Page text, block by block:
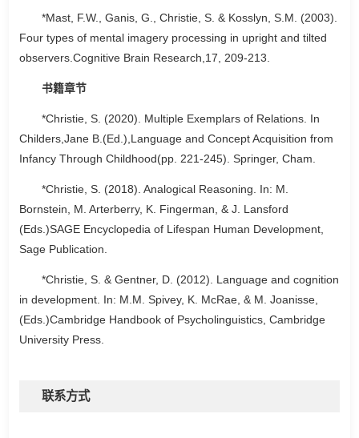
*Mast, F.W., Ganis, G., Christie, S. & Kosslyn, S.M. (2003).
Four types of mental imagery processing in upright and tilted
observers.Cognitive Brain Research,17, 209-213.
书籍章节
*Christie, S. (2020). Multiple Exemplars of Relations. In
Childers,Jane B.(Ed.),Language and Concept Acquisition from
Infancy Through Childhood(pp. 221-245). Springer, Cham.
*Christie, S. (2018). Analogical Reasoning. In: M.
Bornstein, M. Arterberry, K. Fingerman, & J. Lansford
(Eds.)SAGE Encyclopedia of Lifespan Human Development,
Sage Publication.
*Christie, S. & Gentner, D. (2012). Language and cognition
in development. In: M.M. Spivey, K. McRae, & M. Joanisse,
(Eds.)Cambridge Handbook of Psycholinguistics, Cambridge
University Press.
联系方式